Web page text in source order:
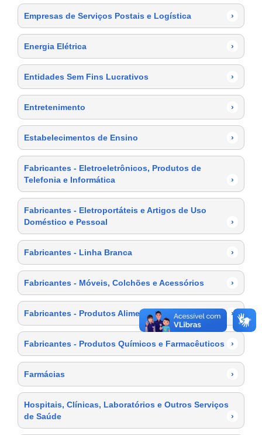
Empresas de Serviços Postais e Logística ›
Energia Elétrica ›
Entidades Sem Fins Lucrativos ›
Entretenimento ›
Estabelecimentos de Ensino ›
Fabricantes - Eletroeletrônicos, Produtos de
Telefonia e Informática
›
Fabricantes - Eletroportáteis e Artigos de Uso
Doméstico e Pessoal
›
Fabricantes - Linha Branca ›
Fabricantes - Móveis, Colchões e Acessórios ›
Fabricantes - Produtos Alimentícios ›
Fabricantes - Produtos Químicos e Farmacêuticos ›
Farmácias ›
Hospitais, Clínicas, Laboratórios e Outros Serviços
de Saúde
›